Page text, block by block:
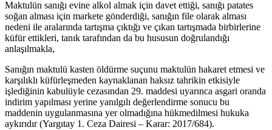
Maktulün sanığı evine alkol almak için davet ettiği, sanığı patates
soğan alması için markete gönderdiği, sanığın file olarak alması
nedeni ile aralarında tartışma çıktığı ve çıkan tartışmada birbirlerine
küfür ettikleri, tanık tarafından da bu hususun doğrulandığı
anlaşılmakla,
Sanığın maktulü kasten öldürme suçunu maktulün hakaret etmesi ve
karşılıklı küfürleşmeden kaynaklanan haksız tahrikin etkisiyle
işlediğinin kabulüyle cezasından 29. maddesi uyarınca asgari oranda
indirim yapılması yerine yanılgılı değerlendirme sonucu bu
maddenin uygulanmasına yer olmadığına hükmedilmesi hukuka
aykırıdır (Yargıtay 1. Ceza Dairesi – Karar: 2017/684).